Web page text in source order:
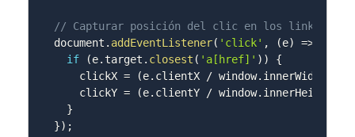
// Capturar posición del clic en los links
document . addEventListener( 'click' , (e) =>
if
(e.target . closest ( 'a[href]' ) )
{
    clickX
= (e. clientX / window. innerWidth
    clickY
= (e. clientY / window. innerHeight
}
}) ;